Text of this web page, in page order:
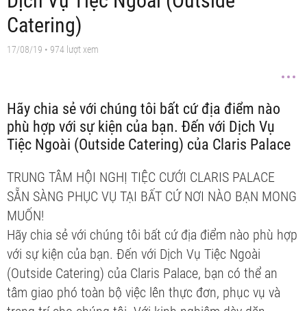
Catering)
17/08/19 • 974 lượt xem
Hãy chia sẻ với chúng tôi bất cứ địa điểm nào
phù hợp với sự kiện của bạn. Đến với Dịch Vụ
Tiệc Ngoài (Outside Catering) của Claris Palace
TRUNG TÂM HỘI NGHỊ TIỆC CƯỚI CLARIS PALACE
SẴN SÀNG PHỤC VỤ TẠI BẤT CỨ NƠI NÀO BẠN MONG
MUỐN!
Hãy chia sẻ với chúng tôi bất cứ địa điểm nào phù hợp
với sự kiện của bạn. Đến với Dịch Vụ Tiệc Ngoài
(Outside Catering) của Claris Palace, bạn có thể an
tâm giao phó toàn bộ việc lên thực đơn, phục vụ và